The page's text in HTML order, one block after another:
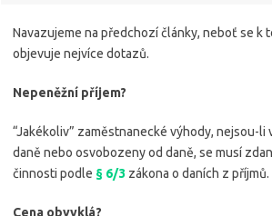
Navazujeme na předchozí články, neboť se k
objevuje nejvíce dotazů.
Nepeněžní příjem?
“Jakékoliv” zaměstnanecké výhody, nejsou-li
daně nebo osvobozeny od daně, se musí
činnosti podle § 6/3 zákona o daních z příjmů.
Cena obvyklá?